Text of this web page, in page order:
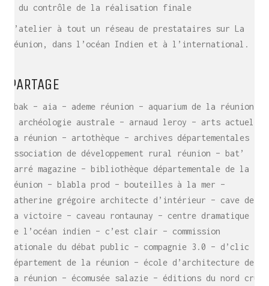
– du contrôle de la réalisation finale
L’atelier à tout un réseau de prestataires sur La
Réunion, dans l’océan Indien et à l’international.
PARTAGE
abak – aia – ademe réunion – aquarium de la réunion
– archéologie australe – arnaud leroy – arts actuels
la réunion – artothèque – archives départementales –
association de développement rural réunion – bat’
carré magazine – bibliothèque départementale de la
réunion – blabla prod – bouteilles à la mer –
catherine grégoire architecte d’intérieur – cave de
la victoire – caveau rontaunay – centre dramatique
de l’océan indien – c’est clair – commission
nationale du débat public – compagnie 3.0 – d’clic –
département de la réunion – école d’architecture de
la réunion – écomusée salazie – éditions du nord cru